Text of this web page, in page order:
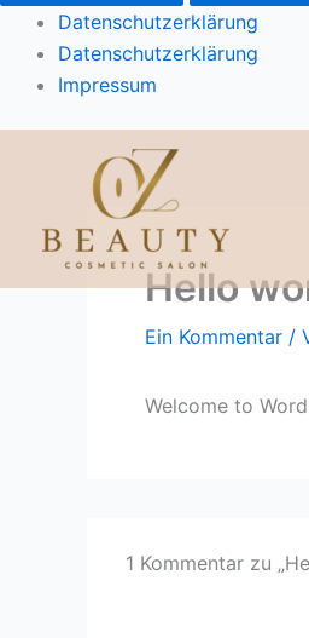
Datenschutzerklärung
Datenschutzerklärung
Impressum
Hello
Ein Kommentar /
Welcome to
1 Kommentar zu